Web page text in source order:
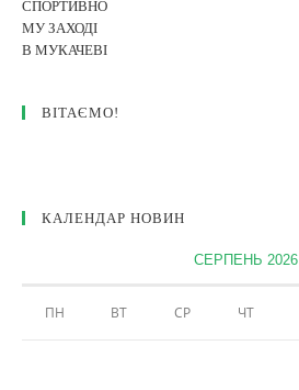
ВІТАЄМО!
КАЛЕНДАР НОВИН
СЕРПЕНЬ 2026
ПН ВТ СР ЧТ